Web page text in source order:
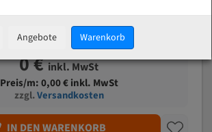
mm
0 € inkl. MwSt
Preis/m:0,00€ inkl. MwSt
zzgl.Versandkosten
IN DEN WARENKORB
Angebote Warenkorb